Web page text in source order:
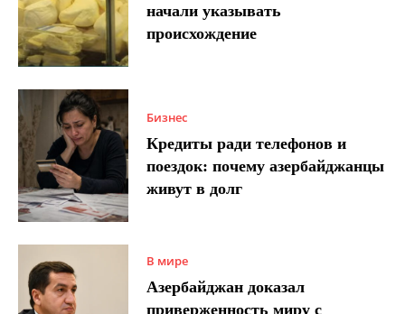
начали указывать
происхождение
Бизнес
Кредиты ради телефонов и
поездок: почему азербайджанцы
живут в долг
В мире
Азербайджан доказал
приверженность миру с